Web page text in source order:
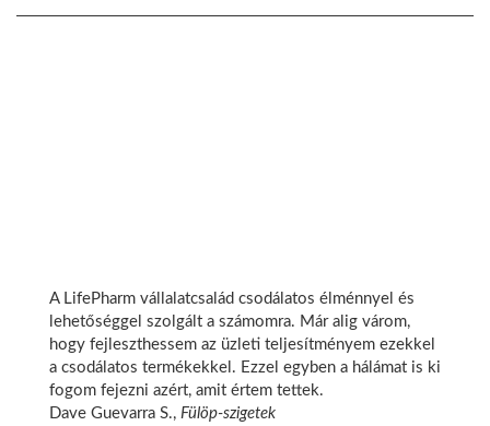
A LifePharm vállalatcsalád csodálatos élménnyel és
lehetőséggel szolgált a számomra. Már alig várom,
hogy fejleszthessem az üzleti teljesítményem ezekkel
a csodálatos termékekkel. Ezzel egyben a hálámat is ki
fogom fejezni azért, amit értem tettek.
Dave Guevarra S., Fülöp-szigetek